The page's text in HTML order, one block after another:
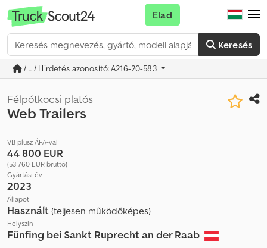
Keresés
Elad
/ ... / Hirdetés azonosító: A216-20-583
Félpótkocsi platós
Web Trailers
VB plusz ÁFA-val
44 800 EUR
(53 760 EUR bruttó)
Gyártási év
2023
Állapot
Használt (teljesen működőképes)
Helyszín
Fünfing bei Sankt Ruprecht an der Raab